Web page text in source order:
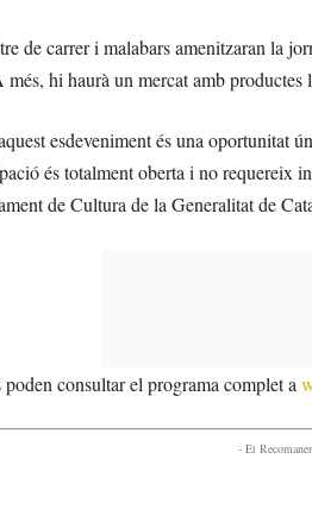
de carrer i malabars amenitzaran la
hi haurà un mercat amb productes
esdeveniment és una oportunitat
és totalment oberta i no requereix
de Cultura de la Generalitat de
poden consultar el programa complet a
- Et